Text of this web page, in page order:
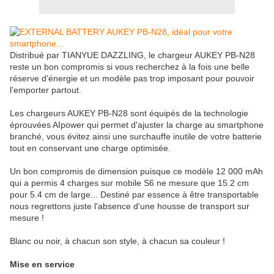
Distribué par TIANYUE DAZZLING, le chargeur AUKEY PB-N28
reste un bon compromis si vous recherchez à la fois une belle
réserve d'énergie et un modèle pas trop imposant pour pouvoir
l'emporter partout.
Les chargeurs AUKEY PB-N28 sont équipés de la technologie
éprouvées AIpower qui permet d'ajuster la charge au smartphone
branché, vous évitez ainsi une surchauffe inutile de votre batterie
tout en conservant une charge optimisée.
Un bon compromis de dimension puisque ce modèle 12 000 mAh
qui a permis 4 charges sur mobile S6 ne mesure que 15.2 cm
pour 5.4 cm de large... Destiné par essence à être transportable
nous regrettons juste l'absence d'une housse de transport sur
mesure !
Blanc ou noir, à chacun son style, à chacun sa couleur !
Mise en service